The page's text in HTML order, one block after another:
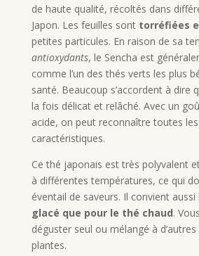
de haute qualité, récoltés dans
Japon. Les feuilles sonttorréfiées
petites particules. En raison de sa
antioxydants, le Sencha est
comme l’un des thés verts les plus
santé. Beaucoup s’accordent à dire
la fois délicat et relâché. Avec un
acide, on peut reconnaître toutes
caractéristiques.
Ce thé japonais est très polyvalent
à différentes températures, ce qui
éventail de saveurs. Il convient aussi
glacé que pour le thé chaud.
déguster seul ou mélangé à
plantes.